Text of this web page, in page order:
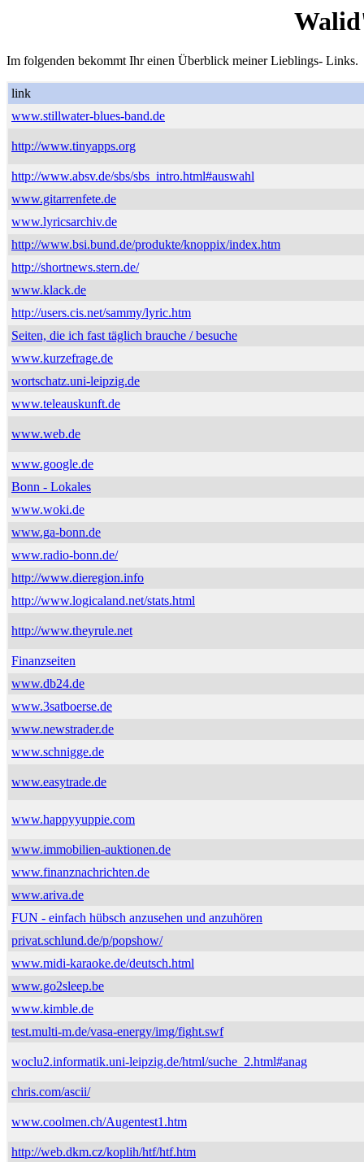
Im folgenden bekommt Ihr einen Überblick meiner Lieblings- Links.
link
www.stillwater-blues-band.de
http://www.tinyapps.org
http://www.absv.de/sbs/sbs_intro.html#auswahl
www.gitarrenfete.de
www.lyricsarchiv.de
http://www.bsi.bund.de/produkte/knoppix/index.htm
http://shortnews.stern.de/
www.klack.de
http://users.cis.net/sammy/lyric.htm
Seiten, die ich fast täglich brauche / besuche
www.kurzefrage.de
wortschatz.uni-leipzig.de
www.teleauskunft.de
www.web.de
www.google.de
Bonn - Lokales
www.woki.de
www.ga-bonn.de
www.radio-bonn.de/
http://www.dieregion.info
http://www.logicaland.net/stats.html
http://www.theyrule.net
Finanzseiten
www.db24.de
www.3satboerse.de
www.newstrader.de
www.schnigge.de
www.easytrade.de
www.happyyuppie.com
www.immobilien-auktionen.de
www.finanznachrichten.de
www.ariva.de
FUN - einfach hübsch anzusehen und anzuhören
privat.schlund.de/p/popshow/
www.midi-karaoke.de/deutsch.html
www.go2sleep.be
www.kimble.de
test.multi-m.de/vasa-energy/img/fight.swf
woclu2.informatik.uni-leipzig.de/html/suche_2.html#anag
chris.com/ascii/
www.coolmen.ch/Augentest1.htm
http://web.dkm.cz/koplih/htf/htf.htm